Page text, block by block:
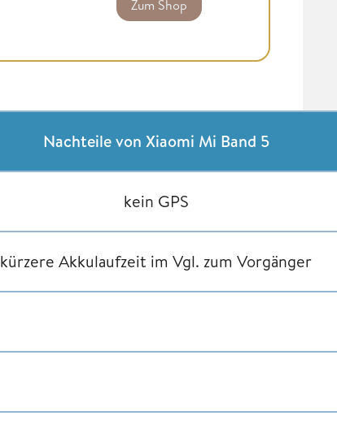
Zum Shop
Nachteile von Xiaomi Mi Band 5
kein GPS
kürzere Akkulaufzeit im Vgl. zum Vorgänger